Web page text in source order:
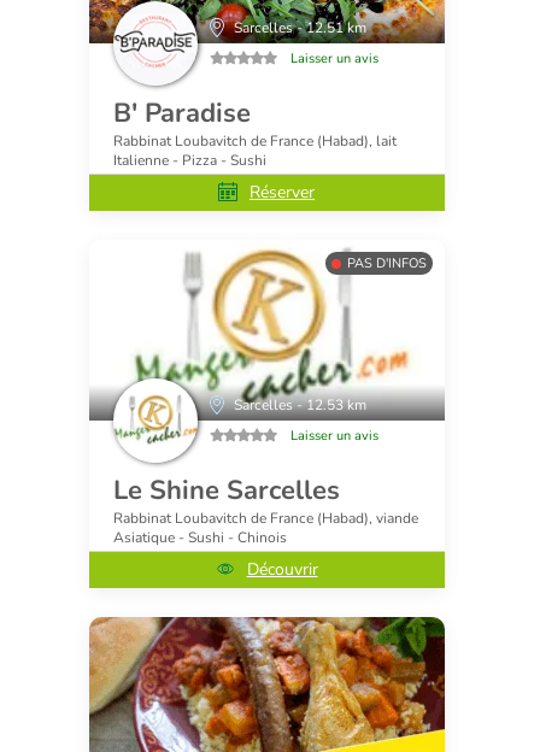
Sarcelles - 12.51 km
Laisser un avis
B' Paradise
Rabbinat Loubavitch de France (Habad), lait
Italienne - Pizza - Sushi
Réserver
PAS D'INFOS
Sarcelles - 12.53 km
Laisser un avis
Le Shine Sarcelles
Rabbinat Loubavitch de France (Habad), viande
Asiatique - Sushi - Chinois
Découvrir